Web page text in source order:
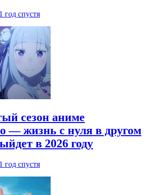
1 год спустя
сезон аниме
— жизнь с нуля в другом
в 2026 году
1 год спустя